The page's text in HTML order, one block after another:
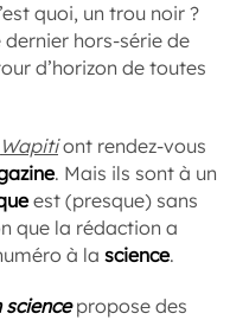
quoi, un trou noir ?
hors-série de
d’horizon de toutes
Wapitiont rendez-vous
. Mais ils sont à un
est (presque) sans
que la rédaction a
à la science.
propose des